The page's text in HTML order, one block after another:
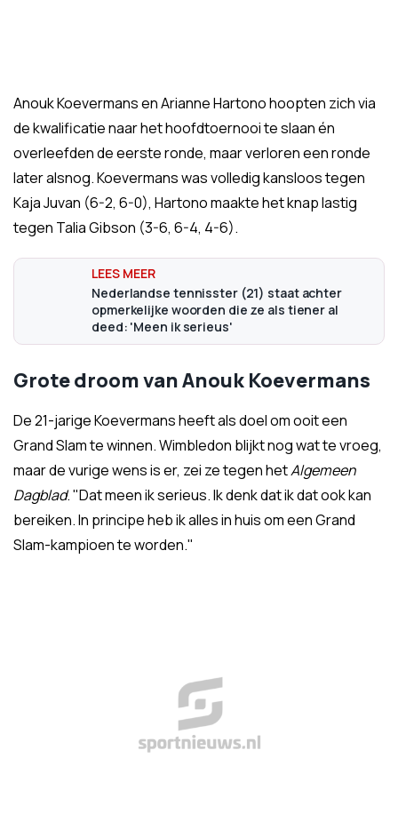
Anouk Koevermans en Arianne Hartono hoopten zich via
de kwalificatie naar het hoofdtoernooi te slaan én
overleefden de eerste ronde, maar verloren een ronde
later alsnog. Koevermans was volledig kansloos tegen
Kaja Juvan (6-2, 6-0), Hartono maakte het knap lastig
tegen Talia Gibson (3-6, 6-4, 4-6).
Nederlandse tennisster (21) staat achter
opmerkelijke woorden die ze als tiener al
deed: 'Meen ik serieus'
Grote droom van Anouk Koevermans
De 21-jarige Koevermans heeft als doel om ooit een
Grand Slam te winnen. Wimbledon blijkt nog wat te vroeg,
maar de vurige wens is er, zei ze tegen hetAlgemeen
Dagblad. "Dat meen ik serieus. Ik denk dat ik dat ook kan
bereiken. In principe heb ik alles in huis om een Grand
Slam-kampioen te worden."